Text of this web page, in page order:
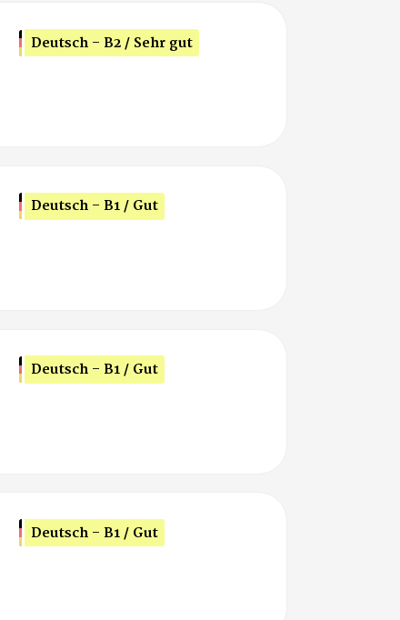
Deutsch - B2 / Sehr gut
Deutsch - B1 / Gut
Deutsch - B1 / Gut
Deutsch - B1 / Gut